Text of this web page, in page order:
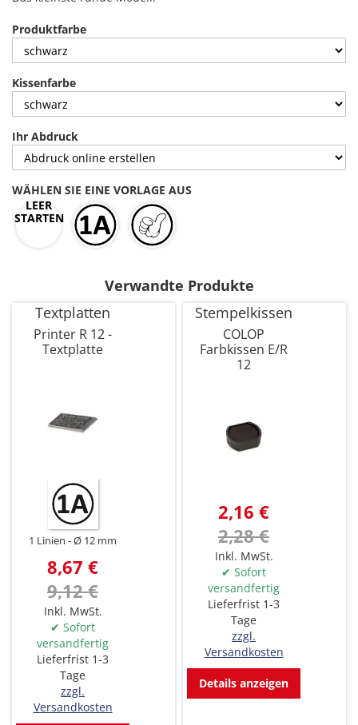
Produktfarbe
Kissenfarbe
Ihr Abdruck
WÄHLEN SIE EINE VORLAGE AUS
LEER
STARTEN
Verwandte Produkte
Textplatten
Printer R 12 -
Textplatte
1 Linien Ø 12 mm
8,67 €
9,12 €
Inkl. MwSt.
✔ Sofort
versandfertig
Lieferfrist 1-3
Tage
zzgl.
Versandkosten
Stempelkissen
COLOP
Farbkissen E/R
12
2,16 €
2,28 €
Inkl. MwSt.
✔ Sofort
versandfertig
Lieferfrist 1-3
Tage
zzgl.
Versandkosten
Details anzeigen